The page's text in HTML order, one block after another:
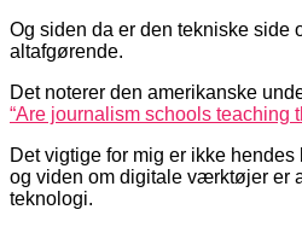
Og siden da er den tekniske side
altafgørende.
Det noterer den amerikanske
“Are journalism schools teaching
Det vigtige for mig er ikke
og viden om digitale værktøjer er
teknologi.